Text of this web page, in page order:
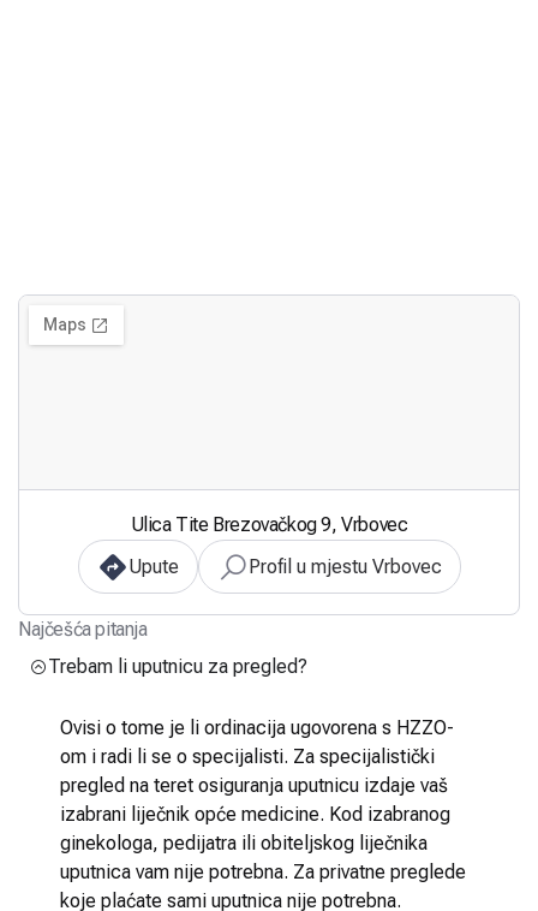
Ulica Tite Brezovačkog 9, Vrbovec
Upute
Profil u mjestu Vrbovec
Najčešća pitanja
Trebam li uputnicu za pregled?
Ovisi o tome je li ordinacija ugovorena s HZZO-
om i radi li se o specijalisti. Za specijalistički
pregled na teret osiguranja uputnicu izdaje vaš
izabrani liječnik opće medicine. Kod izabranog
ginekologa, pedijatra ili obiteljskog liječnika
uputnica vam nije potrebna. Za privatne preglede
koje plaćate sami uputnica nije potrebna.